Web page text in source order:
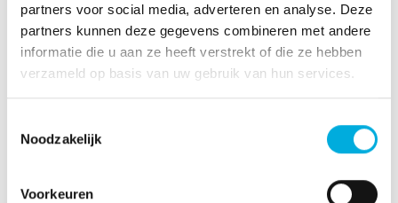
partners voor social media, adverteren en analyse. Deze
partners kunnen deze gegevens combineren met andere
informatie die u aan ze heeft verstrekt of die ze hebben
verzameld op basis van uw gebruik van hun services.
Noodzakelijk
Voorkeuren
Google Analytics (__utma, __utmb, __utmc, __utmz):
Google Analytics is een webanalyse-service die wordt
aangeboden door Google Inc. Via deze cookies krijgen
wij inzage in het bezoek op de website. Denk aan
onderwerpen. Op deze manier kunnen wij de
communicatie beter afstemmen op de behoeften van
de websitebezoekers. Batenburg Techniek kan niet zien